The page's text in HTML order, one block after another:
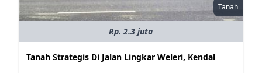
Tanah
Rp. 2.3 juta
Tanah Strategis Di Jalan Lingkar Weleri, Kendal